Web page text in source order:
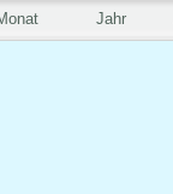
Jahr